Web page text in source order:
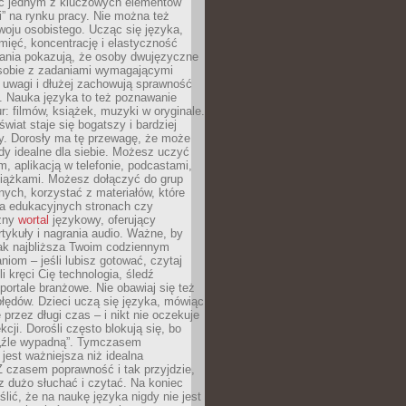
na rynku pracy. Nie można też
osobistego. Ucząc się języka,
koncentrację i elastyczność
pokazują, że osoby dwujęzyczne
z zadaniami wymagającymi
uwagi i dłużej zachowują sprawność
Nauka języka to też poznawanie
filmów, książek, muzyki w oryginale.
staje się bogatszy i bardziej
Dorosły ma tę przewagę, że może
idealne dla siebie. Możesz uczyć
aplikacją w telefonie, podcastami,
Możesz dołączyć do grup
korzystać z materiałów, które
edukacyjnych stronach czy
wortal językowy, oferujący
i nagrania audio. Ważne, by
najbliższa Twoim codziennym
– jeśli lubisz gotować, czytaj
kręci Cię technologia, śledź
branżowe. Nie obawiaj się też
Dzieci uczą się języka, mówiąc
przez długi czas – i nikt nie oczekuje
Dorośli często blokują się, bo
wypadną”. Tymczasem
ważniejsza niż idealna
czasem poprawność i tak przyjdzie,
dużo słuchać i czytać. Na koniec
że na naukę języka nigdy nie jest